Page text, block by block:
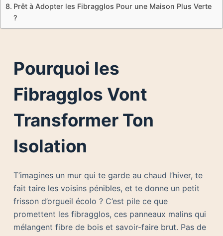
Prêt à Adopter les Fibragglos Pour une Maison Plus Verte
?
Pourquoi les
Fibragglos Vont
Transformer Ton
Isolation
T’imagines un mur qui te garde au chaud l’hiver, te
fait taire les voisins pénibles, et te donne un petit
frisson d’orgueil écolo ? C’est pile ce que
promettent les fibragglos, ces panneaux malins qui
mélangent fibre de bois et savoir-faire brut. Pas de